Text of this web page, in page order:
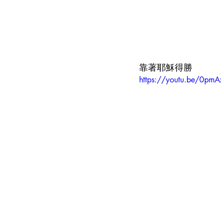
靠著耶穌得勝
https://youtu.be/